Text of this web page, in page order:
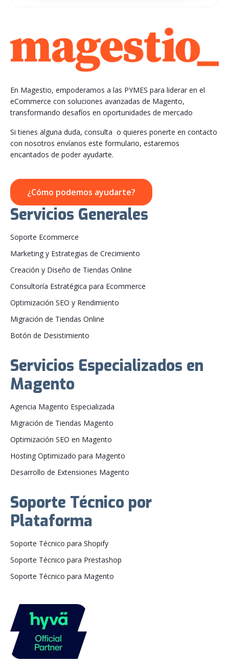
En Magestio, empoderamos a las PYMES para liderar en el
eCommerce con soluciones avanzadas de Magento,
transformando desafíos en oportunidades de mercado
Si tienes alguna duda, consulta o quieres ponerte en contacto
con nosotros envíanos este formulario, estaremos
encantados de poder ayudarte.
¿Cómo podemos ayudarte?
Servicios Generales
Soporte Ecommerce
Marketing y Estrategias de Crecimiento
Creación y Diseño de Tiendas Online
Consultoría Estratégica para Ecommerce
Optimización SEO y Rendimiento
Migración de Tiendas Online
Botón de Desistimiento
Servicios Especializados en
Magento
Agencia Magento Especializada
Migración de Tiendas Magento
Optimización SEO en Magento
Hosting Optimizado para Magento
Desarrollo de Extensiones Magento
Soporte Técnico por
Plataforma
Soporte Técnico para Shopify
Soporte Técnico para Prestashop
Soporte Técnico para Magento